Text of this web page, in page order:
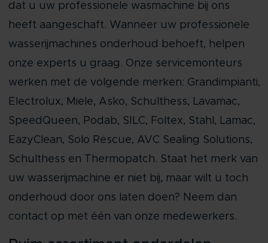
dat u uw professionele wasmachine bij ons
heeft aangeschaft. Wanneer uw professionele
wasserijmachines onderhoud behoeft, helpen
onze experts u graag. Onze servicemonteurs
werken met de volgende merken: Grandimpianti,
Electrolux, Miele, Asko, Schulthess, Lavamac,
SpeedQueen, Podab, SILC, Foltex, Stahl, Lamac,
EazyClean, Solo Rescue, AVC Sealing Solutions,
Schulthess en Thermopatch. Staat het merk van
uw wasserijmachine er niet bij, maar wilt u toch
onderhoud door ons laten doen? Neem dan
contact op met één van onze medewerkers.